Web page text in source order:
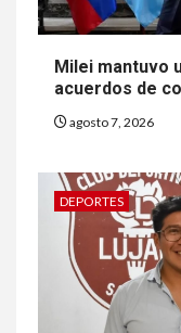
Milei mantuvo
acuerdos de
agosto 7, 2026
DEPORTES